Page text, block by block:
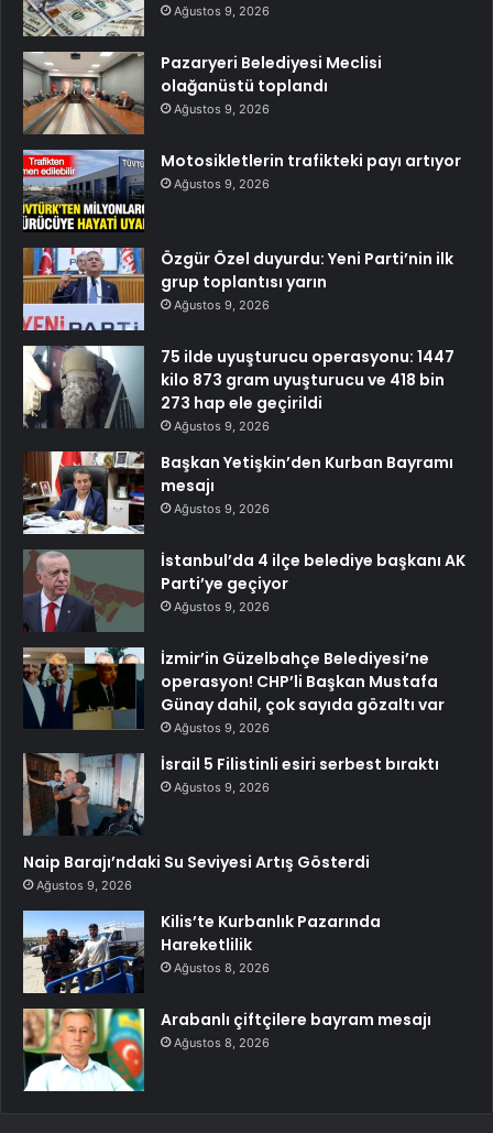
Ağustos 9, 2026
Pazaryeri Belediyesi Meclisi
olağanüstü toplandı
Ağustos 9, 2026
Motosikletlerin trafikteki payı artıyor
Ağustos 9, 2026
Özgür Özel duyurdu: Yeni Parti’nin ilk
grup toplantısı yarın
Ağustos 9, 2026
75 ilde uyuşturucu operasyonu: 1447
kilo 873 gram uyuşturucu ve 418 bin
273 hap ele geçirildi
Ağustos 9, 2026
Başkan Yetişkin’den Kurban Bayramı
mesajı
Ağustos 9, 2026
İstanbul’da 4 ilçe belediye başkanı AK
Parti’ye geçiyor
Ağustos 9, 2026
İzmir’in Güzelbahçe Belediyesi’ne
operasyon! CHP’li Başkan Mustafa
Günay dahil, çok sayıda gözaltı var
Ağustos 9, 2026
İsrail 5 Filistinli esiri serbest bıraktı
Ağustos 9, 2026
Naip Barajı’ndaki Su Seviyesi Artış Gösterdi
Ağustos 9, 2026
Kilis’te Kurbanlık Pazarında
Hareketlilik
Ağustos 8, 2026
Arabanlı çiftçilere bayram mesajı
Ağustos 8, 2026